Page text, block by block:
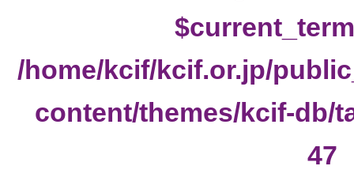
/home/kcif/kcif.or.jp/
content/themes/kcif-db/
47